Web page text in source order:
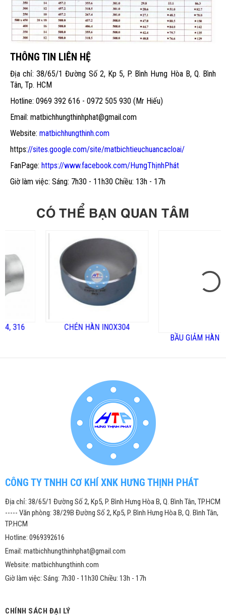
THÔNG TIN LIÊN HỆ
Địa chỉ: 38/65/1 Đường Số 2, Kp 5, P. Bình Hưng Hòa B, Q. Bình
Tân, Tp. HCM
Hotline: 0969 392 616 - 0972 505 930 (Mr Hiếu)
Email: matbichhungthinhphat@gmail.com
Website: matbichhungthinh.com
https://sites.google.com/site/matbichtieuchuancacloai/
FanPage: https://www.facebook.com/HưngThịnhPhát
Giờ làm việc: Sáng: 7h30 - 11h30 Chiều: 13h - 17h
CÓ THỂ BẠN QUAN TÂM
CHÉN HÀN INOX304
CÔNG TY TNHH CƠ KHÍ XNK HƯNG THỊNH PHÁT
Địa chỉ: 38/65/1 Đường Số 2, Kp5, P. Bình Hưng Hòa B, Q. Bình Tân, TP.HCM
----- Văn phòng: 38/29B Đường Số 2, Kp5, P. Bình Hưng Hòa B, Q. Bình Tân,
TP.HCM
Hotline: 0969392616
Email: matbichhungthinhphat@gmail.com
Website: matbichhungthinh.com
Giờ làm việc: Sáng: 7h30 - 11h30 Chiều: 13h - 17h
CHÍNH SÁCH ĐẠI LÝ